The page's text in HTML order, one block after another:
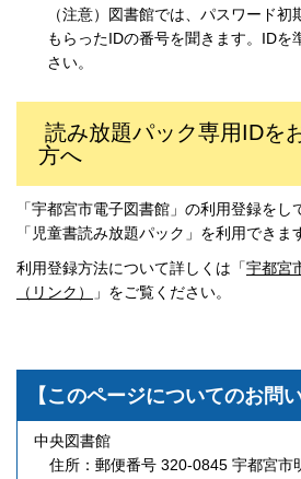
（注意）図書館では、パスワード
もらったIDの番号を聞きます。IDを
さい。
読み放題パック専用IDを
方へ
「宇都宮市電子図書館」の利用登録をし
「児童書読み放題パック」を利用できま
利用登録方法について詳しくは「宇都宮
（リンク）
」をご覧ください。
【このページについてのお問
中央図書館
住所：郵便番号 320-0845 宇都宮市